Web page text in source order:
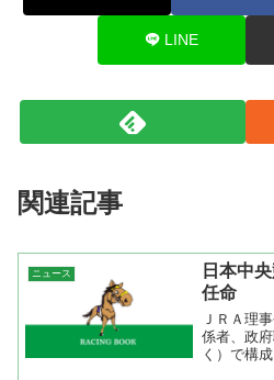
LINE
関連記事
ニュース
日本中
任命
ＪＲＡ理
係者、政
く）で構